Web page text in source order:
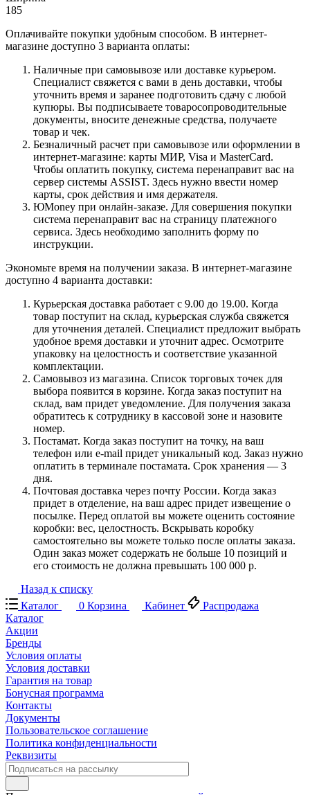
185
Оплачивайте покупки удобным способом. В интернет-
магазине доступно 3 варианта оплаты:
Наличные при самовывозе или доставке курьером.
Специалист свяжется с вами в день доставки, чтобы
уточнить время и заранее подготовить сдачу с любой
купюры. Вы подписываете товаросопроводительные
документы, вносите денежные средства, получаете
товар и чек.
Безналичный расчет при самовывозе или оформлении в
интернет-магазине: карты МИР, Visa и MasterCard.
Чтобы оплатить покупку, система перенаправит вас на
сервер системы ASSIST. Здесь нужно ввести номер
карты, срок действия и имя держателя.
ЮMoney при онлайн-заказе. Для совершения покупки
система перенаправит вас на страницу платежного
сервиса. Здесь необходимо заполнить форму по
инструкции.
Экономьте время на получении заказа. В интернет-магазине
доступно 4 варианта доставки:
Курьерская доставка работает с 9.00 до 19.00. Когда
товар поступит на склад, курьерская служба свяжется
для уточнения деталей. Специалист предложит выбрать
удобное время доставки и уточнит адрес. Осмотрите
упаковку на целостность и соответствие указанной
комплектации.
Самовывоз из магазина. Список торговых точек для
выбора появится в корзине. Когда заказ поступит на
склад, вам придет уведомление. Для получения заказа
обратитесь к сотруднику в кассовой зоне и назовите
номер.
Постамат. Когда заказ поступит на точку, на ваш
телефон или e-mail придет уникальный код. Заказ нужно
оплатить в терминале постамата. Срок хранения — 3
дня.
Почтовая доставка через почту России. Когда заказ
придет в отделение, на ваш адрес придет извещение о
посылке. Перед оплатой вы можете оценить состояние
коробки: вес, целостность. Вскрывать коробку
самостоятельно вы можете только после оплаты заказа.
Один заказ может содержать не больше 10 позиций и
его стоимость не должна превышать 100 000 р.
Назад к списку
Каталог
0 Корзина Кабинет
Распродажа
Каталог
Акции
Бренды
Условия оплаты
Условия доставки
Гарантия на товар
Бонусная программа
Контакты
Документы
Пользовательское соглашение
Политика конфиденциальности
Реквизиты